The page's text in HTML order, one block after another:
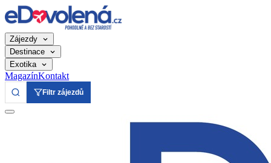
Zájezdy
Destinace
Exotika
MagazínKontakt
Filtr zájezdů